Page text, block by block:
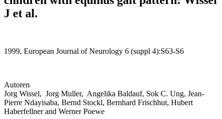
J et al.
1999, European Journal of Neurology 6 (suppl 4):S63-S6
Autoren
Jorg Wissel, Jorg Muller, Angelika Baldauf, Sok C. Ung, Jean-
Pierre Ndayisaba, Bernd Stockl, Bernhard Frischhut, Hubert
Haberfellnerand Werner Poewe